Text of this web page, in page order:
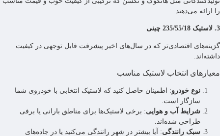
را ارائه می‌دهند.
3. لاستیک 235/55/18 چینی
گزینه‌های اقتصادی‌تر که در سال‌های اخیر پیشرفت قابل توجهی در کیفیت
داشته‌اند.
معیارهای انتخاب لاستیک مناسب
نوع خودرو: اطمینان حاصل کنید که لاستیک انتخابی با خودروی شما
سازگار است.
شرایط آب و هوایی: برخی لاستیک‌ها برای مناطق بارانی یا برفی
طراحی شده‌اند.
سبک رانندگی: آیا بیشتر در شهر رانندگی می‌کنید یا در جاده‌های